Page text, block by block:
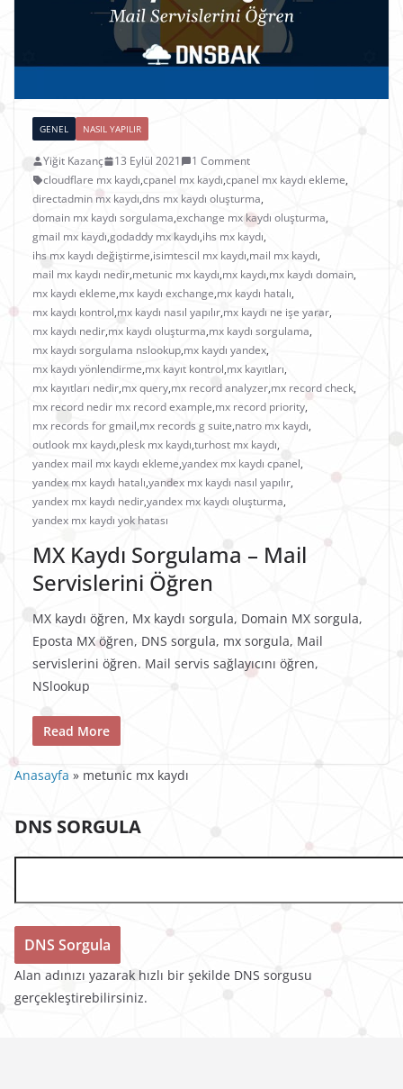
GENEL NASIL YAPILIR
Yiğit Kazanç 13 Eylül 2021
1 Comment
cloudflare mx kaydı,cpanel mx kaydı,cpanel mx kaydı ekleme,
directadmin mx kaydı,dns mx kaydı oluşturma,
domain mx kaydı sorgulama,exchange mx kaydı oluşturma,
gmail mx kaydı,godaddy mx kaydı,ihs mx kaydı,
ihs mx kaydı değiştirme,isimtescil mx kaydı,mail mx kaydı,
mail mx kaydı nedir,metunic mx kaydı,mx kaydı,mx kaydı domain,
mx kaydı ekleme,mx kaydı exchange,mx kaydı hatalı,
mx kaydı kontrol,mx kaydı nasıl yapılır,mx kaydı ne işe yarar,
mx kaydı nedir,mx kaydı oluşturma,mx kaydı sorgulama,
mx kaydı sorgulama nslookup,mx kaydı yandex,
mx kaydı yönlendirme,mx kayıt kontrol,mx kayıtları,
mx kayıtları nedir,mx query,mx record analyzer,mx record check,
mx record nedir mx record example,mx record priority,
mx records for gmail,mx records g suite,natro mx kaydı,
outlook mx kaydı,plesk mx kaydı,turhost mx kaydı,
yandex mail mx kaydı ekleme,yandex mx kaydı cpanel,
yandex mx kaydı hatalı,yandex mx kaydı nasıl yapılır,
yandex mx kaydı nedir,yandex mx kaydı oluşturma,
yandex mx kaydı yok hatası
MX Kaydı Sorgulama – Mail
Servislerini Öğren
MX kaydı öğren, Mx kaydı sorgula, Domain MX sorgula,
Eposta MX öğren, DNS sorgula, mx sorgula, Mail
servislerini öğren. Mail servis sağlayıcını öğren,
NSlookup
Read More
Anasayfa » metunic mx kaydı
DNS SORGULA
Alan adınızı yazarak hızlı bir şekilde DNS sorgusu
gerçekleştirebilirsiniz.